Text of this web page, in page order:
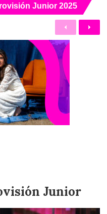
Junior 2025
Junior